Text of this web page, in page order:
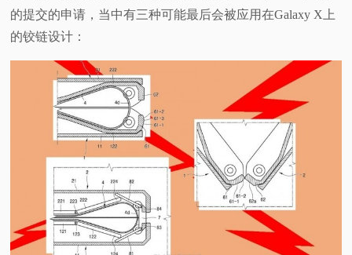
的提交的申请，当中有三种可能最后会被应用在Galaxy X上
的铰链设计：